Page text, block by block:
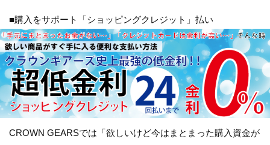
■購入をサポート「ショッピングクレジット」払い
CROWN GEARSでは「欲しいけど今はまとまった購入資金が